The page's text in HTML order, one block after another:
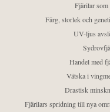
Fjärilar som
Färg, storlek och
UV-ljus
Handel med
Vätska i
Drastisk
Fjärilars spridning till nya